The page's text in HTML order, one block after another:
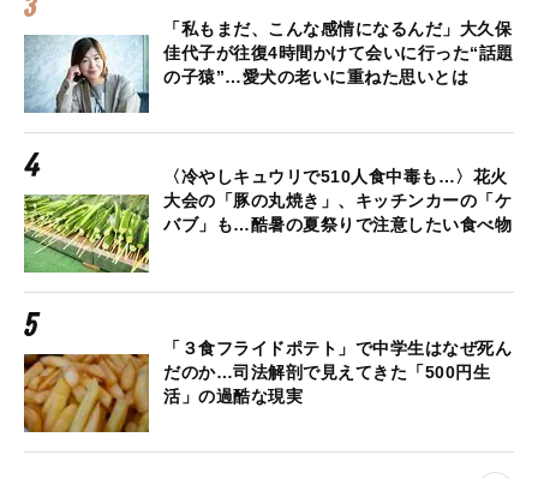
「私もまだ、こんな感情になるんだ」大久保
佳代子が往復4時間かけて会いに行った“話題
の子猿”…愛犬の老いに重ねた思いとは
〈冷やしキュウリで510人食中毒も…〉花火
大会の「豚の丸焼き」、キッチンカーの「ケ
バブ」も…酷暑の夏祭りで注意したい食べ物
「３食フライドポテト」で中学生はなぜ死ん
だのか…司法解剖で見えてきた「500円生
活」の過酷な現実